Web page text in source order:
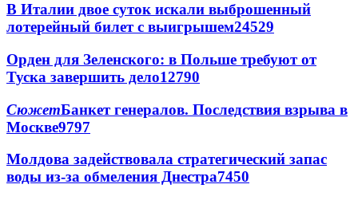
В Италии двое суток искали выброшенный
лотерейный билет с выигрышем24529
Орден для Зеленского: в Польше требуют от
Туска завершить дело12790
СюжетБанкет генералов. Последствия взрыва в
Москве9797
Молдова задействовала стратегический запас
воды из-за обмеления Днестра7450